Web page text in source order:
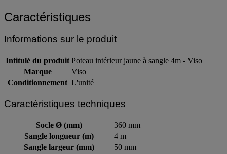
Caractéristiques
Informations sur le produit
Intitulé du produit Poteau intérieur jaune à sangle 4m - Viso
Marque
Viso
Conditionnement L'unité
Caractéristiques techniques
Socle Ø (mm)
360 mm
Sangle longueur (m)
4 m
Sangle largeur (mm)
50 mm